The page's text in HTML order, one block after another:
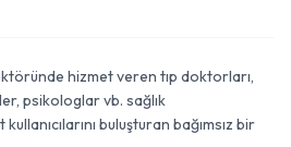
hizmet veren tıp doktorları,
psikologlar vb. sağlık
buluşturan bağımsız bir